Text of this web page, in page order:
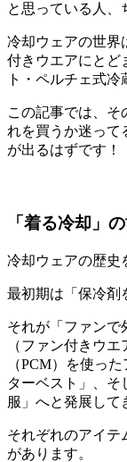
と思っている人、
冷却ウェアの世界
付きウエアにとど
ト・ペルチェ式
この記事では、そ
れを買うか迷って
が出るはずです！
「着る冷却」
冷却ウェアの歴史
最初期は「保冷剤
それが「ファンで
（ファン付きウ
（PCM）を使っ
ターベスト」、そ
服」へと発展して
それぞれのアイテ
があります。